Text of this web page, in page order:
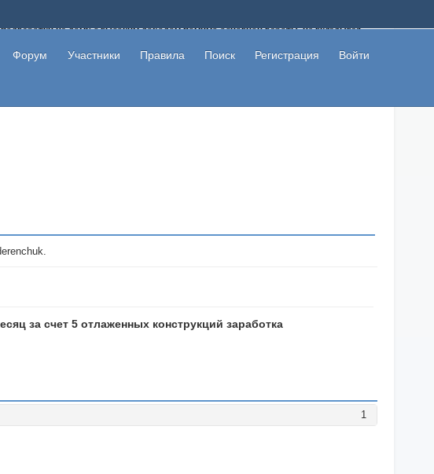
на дому с высоким доходом помимо основной работы, не вкладывая
другие пользователи не попались на развод. Вы сможете начать зарабатывать
ссылками и первая прибыль не заставит себя долго ждать.
Форум Участники Правила Поиск Регистрация Войти
за счет 5 отлаженных конструкций заработка
1